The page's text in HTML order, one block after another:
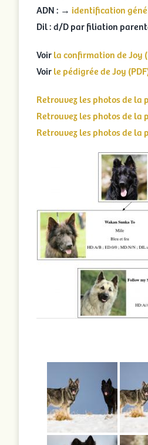
ADN : → identification
Dil : d/D par filiation
Voirla confirmation de Joy
Voirle pédigrée de Joy
Retrouvez les photos de la
Retrouvez les photos de la
Retrouvez les photos de la